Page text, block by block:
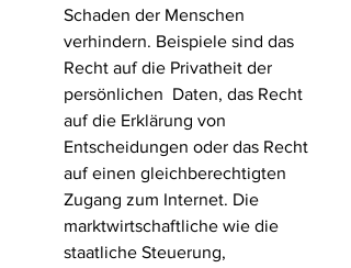
Schaden der Menschen
verhindern. Beispiele sind das
Recht auf die Privatheit der
persönlichen  Daten, das Recht
auf die Erklärung von
Entscheidungen oder das Recht
auf einen gleichberechtigten
Zugang zum Internet. Die
marktwirtschaftliche wie die
staatliche Steuerung,